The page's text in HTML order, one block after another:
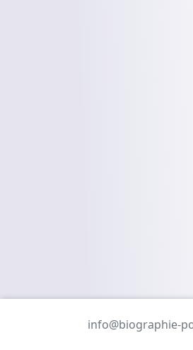
info@biographie-